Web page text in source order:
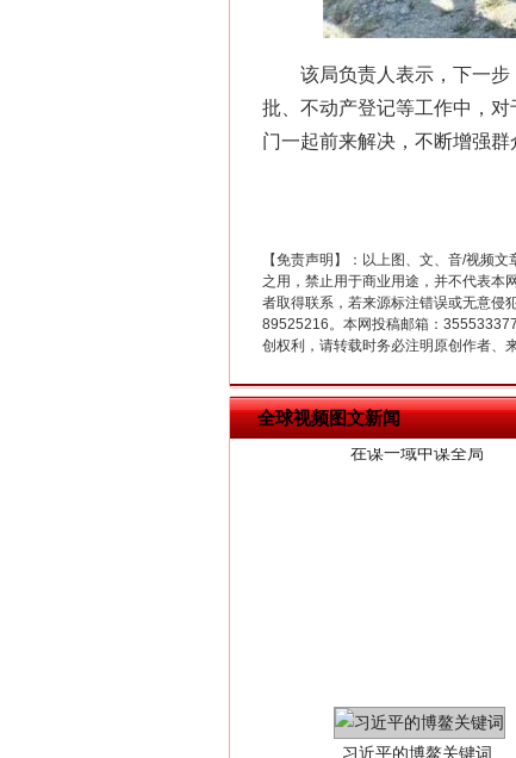
该局负责人表示，下一步，
批、不动产登记等工作中，
门一起前来解决，不断增强群
【免责声明】：以上图、文、音/视频
之用，禁止用于商业用途，并不代表本
者取得联系，若来源标注错误或无意侵
89525216。本网投稿邮箱：
创权利，请转载时务必注明原创作者、
全球视频图文新闻
在谋一域中谋全局